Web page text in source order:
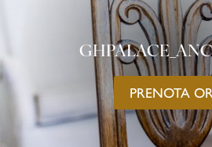
PRENOTA